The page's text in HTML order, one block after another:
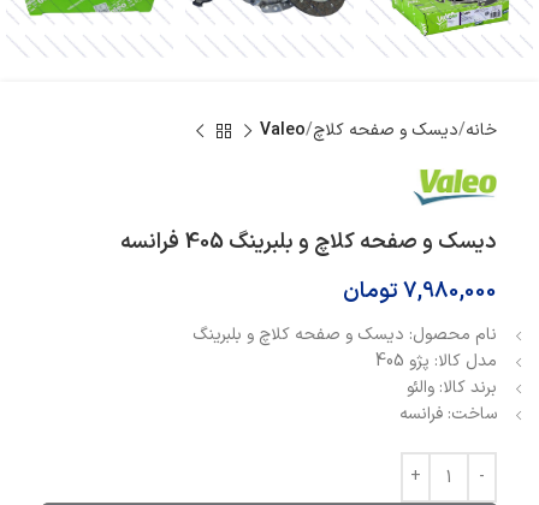
خانه دیسک و صفحه کلاچ Valeo
دیسک و صفحه کلاچ و بلبرینگ 405 فرانسه
7,980,000تومان
نام محصول: دیسک و صفحه کلاچ و بلبرینگ
مدل کالا: پژو 405
برند کالا: والئو
ساخت: فرانسه